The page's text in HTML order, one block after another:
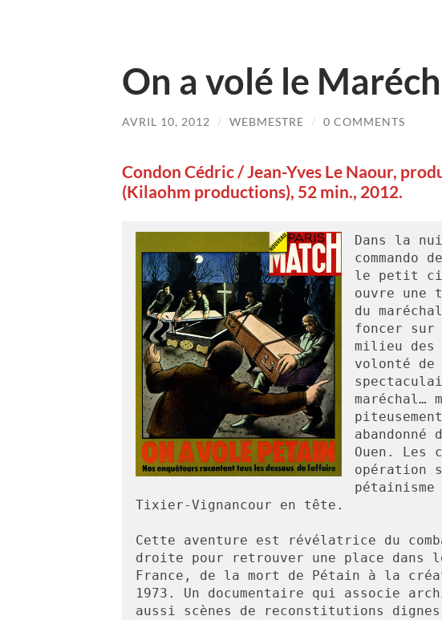
On a volé le
AVRIL 10, 2012 / WEBMESTRE / 0 COMMENTS
Condon Cédric / Jean-Yves Le Naour,
(Kilaohm productions), 52 min., 2012.
Dans la
commando
le petit
ouvre une
du
foncer sur
milieu des
volonté
abandonné
Ouen. Les
opération
Tixier-Vignancour en tête.
Cette aventure est révélatrice du
droite pour retrouver une place dans
France, de la mort de Pétain à la
1973. Un documentaire qui associe
aussi scènes de reconstitutions dignes